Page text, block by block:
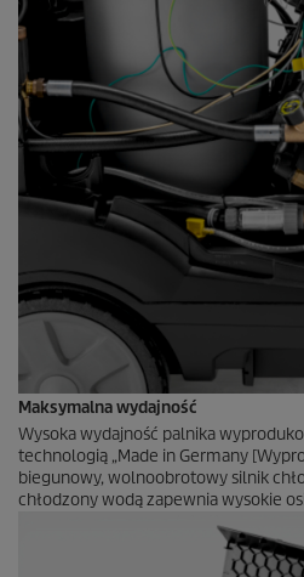
Maksymalna wydajność
Wysoka wydajność palnika
technologią „Made in Germany
biegunowy, wolnoobrotowy silnik
chłodzony wodą zapewnia wysokie